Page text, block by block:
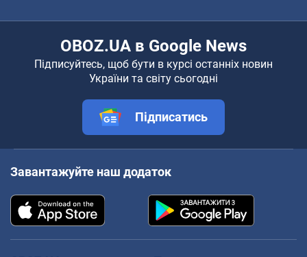
OBOZ.UA в Google News
Підписуйтесь, щоб бути в курсі останніх новин
України та світу сьогодні
Підписатись
Завантажуйте наш додаток